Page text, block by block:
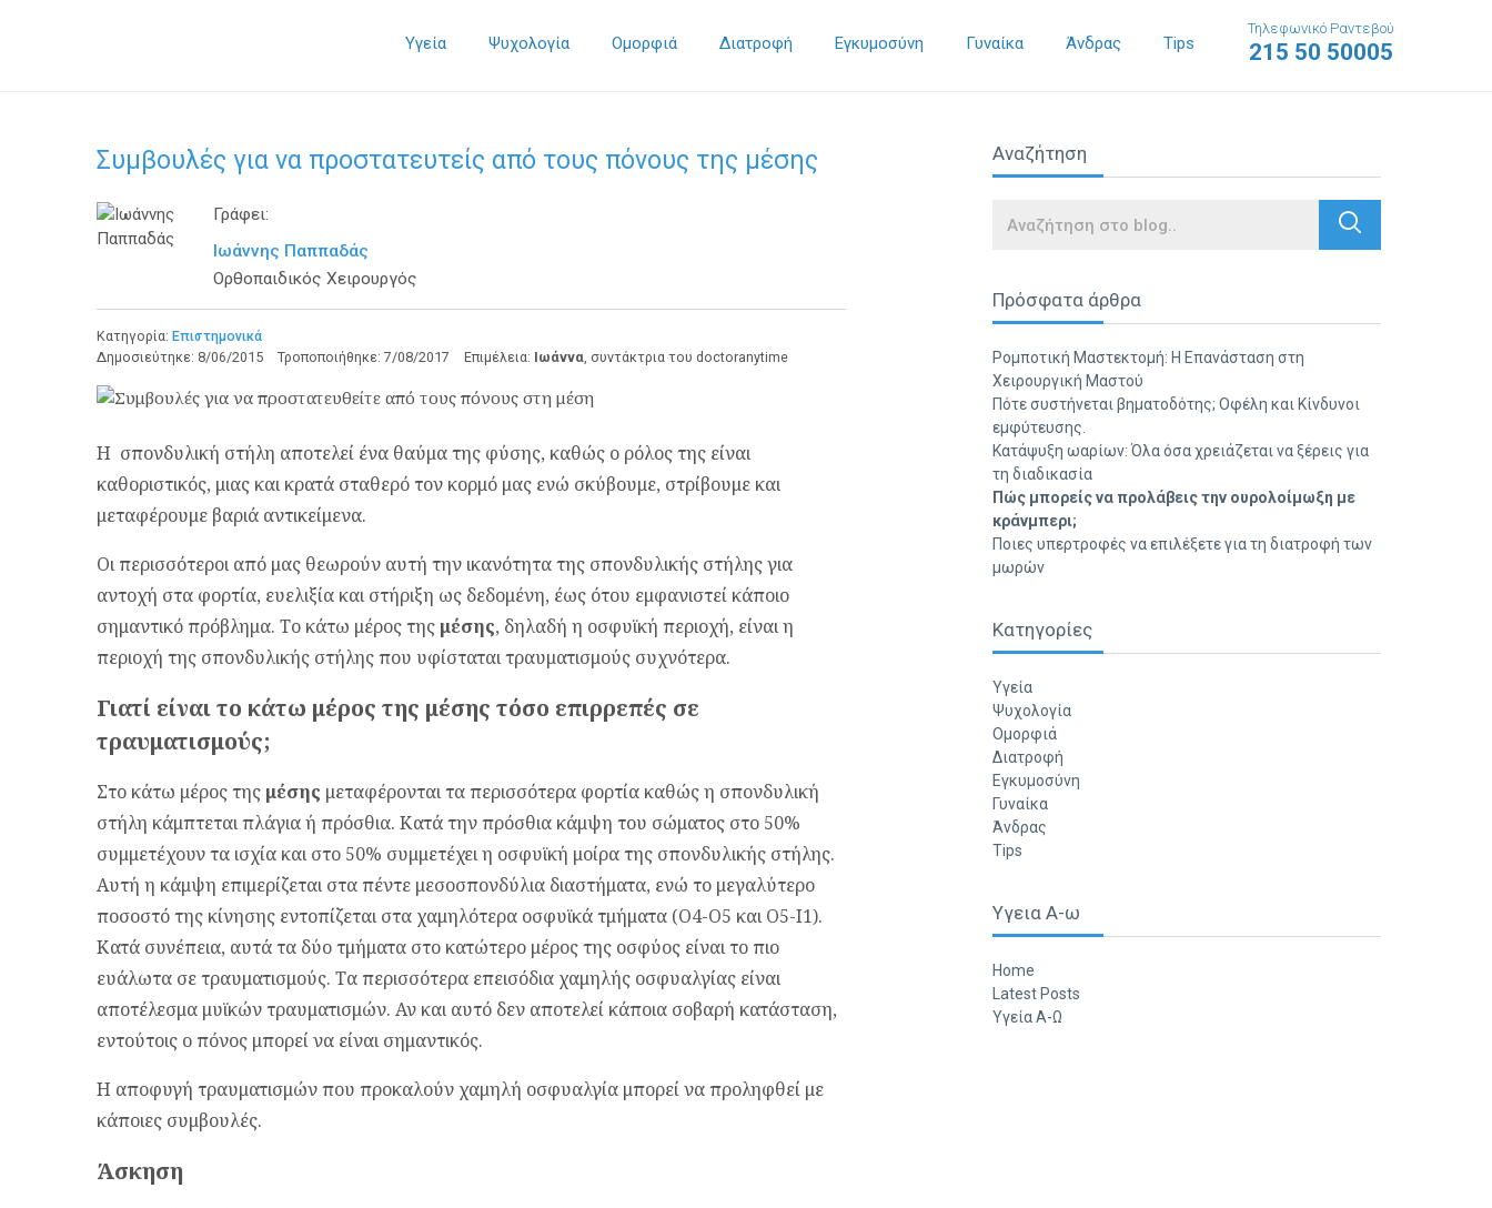
Υγεία Ψυχολογία Ομορφιά Διατροφή Εγκυμοσύνη Γυναίκα Άνδρας Tips
Τηλεφωνικό Ραντεβού
215 50 50005
Συμβουλές για να προστατευτείς από τους πόνους της μέσης
Γράφει:
Ιωάννης Παππαδάς
Ορθοπαιδικός Χειρουργός
Κατηγορία: Επιστημονικά
Δημοσιεύτηκε: 8/06/2015 Τροποποιήθηκε: 7/08/2017 Επιμέλεια: Ιωάννα, συντάκτρια του doctoranytime
Η σπονδυλική στήλη αποτελεί ένα θαύμα της φύσης, καθώς ο ρόλος της είναι
καθοριστικός, μιας και κρατά σταθερό τον κορμό μας ενώ σκύβουμε, στρίβουμε και
μεταφέρουμε βαριά αντικείμενα.
Οι περισσότεροι από μας θεωρούν αυτή την ικανότητα της σπονδυλικής στήλης για
αντοχή στα φορτία, ευελιξία και στήριξη ως δεδομένη, έως ότου εμφανιστεί κάποιο
σημαντικό πρόβλημα. Το κάτω μέρος της μέσης, δηλαδή η οσφυϊκή περιοχή, είναι η
περιοχή της σπονδυλικής στήλης που υφίσταται τραυματισμούς συχνότερα.
Γιατί είναι το κάτω μέρος της μέσης τόσο επιρρεπές σε
τραυματισμούς;
Στο κάτω μέρος της μέσης μεταφέρονται τα περισσότερα φορτία καθώς η σπονδυλική
στήλη κάμπτεται πλάγια ή πρόσθια. Κατά την πρόσθια κάμψη του σώματος στο 50%
συμμετέχουν τα ισχία και στο 50% συμμετέχει η οσφυϊκή μοίρα της σπονδυλικής στήλης.
Αυτή η κάμψη επιμερίζεται στα πέντε μεσοσπονδύλια διαστήματα, ενώ το μεγαλύτερο
ποσοστό της κίνησης εντοπίζεται στα χαμηλότερα οσφυϊκά τμήματα (Ο4-Ο5 και Ο5-Ι1).
Κατά συνέπεια, αυτά τα δύο τμήματα στο κατώτερο μέρος της οσφύος είναι το πιο
ευάλωτα σε τραυματισμούς. Τα περισσότερα επεισόδια χαμηλής οσφυαλγίας είναι
αποτέλεσμα μυϊκών τραυματισμών. Αν και αυτό δεν αποτελεί κάποια σοβαρή κατάσταση,
εντούτοις ο πόνος μπορεί να είναι σημαντικός.
Η αποφυγή τραυματισμών που προκαλούν χαμηλή οσφυαλγία μπορεί να προληφθεί με
κάποιες συμβουλές.
Άσκηση
Αναζήτηση
Search
Πρόσφατα άρθρα
Ρομποτική Μαστεκτομή: Η Επανάσταση στη
Χειρουργική Μαστού
Πότε συστήνεται βηματοδότης; Οφέλη και Κίνδυνοι
εμφύτευσης.
Κατάψυξη ωαρίων: Όλα όσα χρειάζεται να ξέρεις για
τη διαδικασία
Πώς μπορείς να προλάβεις την ουρολοίμωξη με
κράνμπερι;
Ποιες υπερτροφές να επιλέξετε για τη διατροφή των
μωρών
Κατηγορίες
Υγεία
Ψυχολογία
Ομορφιά
Διατροφή
Εγκυμοσύνη
Γυναίκα
Άνδρας
Tips
Υγεια Α-ω
Home
Latest Posts
Υγεία Α-Ω